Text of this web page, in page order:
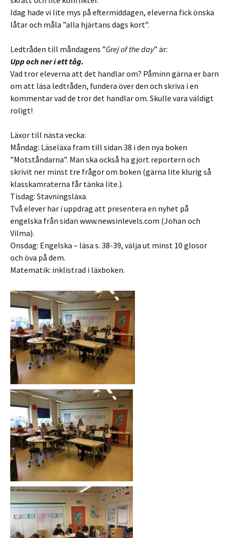
Idag hade vi lite mys på eftermiddagen, eleverna fick önska
låtar och måla ”alla hjärtans dags kort”.
Ledtråden till måndagens ”Grej of the day” är:
Upp och ner i ett tåg.
Vad tror eleverna att det handlar om? Påminn gärna er barn
om att läsa ledtråden, fundera över den och skriva i en
kommentar vad de tror det handlar om. Skulle vara väldigt
roligt!
Läxor till nästa vecka:
Måndag: Läseläxa fram till sidan 38 i den nya boken
”Motståndarna”. Man ska också ha gjort reportern och
skrivit ner minst tre frågor om boken (gärna lite klurig så
klasskamraterna får tänka lite.).
Tisdag: Stavningsläxa.
Två elever har i uppdrag att presentera en nyhet på
engelska från sidan www.newsinlevels.com (Johan och
Vilma).
Onsdag: Engelska – läsa s. 38-39, välja ut minst 10 glosor
och öva på dem.
Matematik: inklistrad i läxboken.